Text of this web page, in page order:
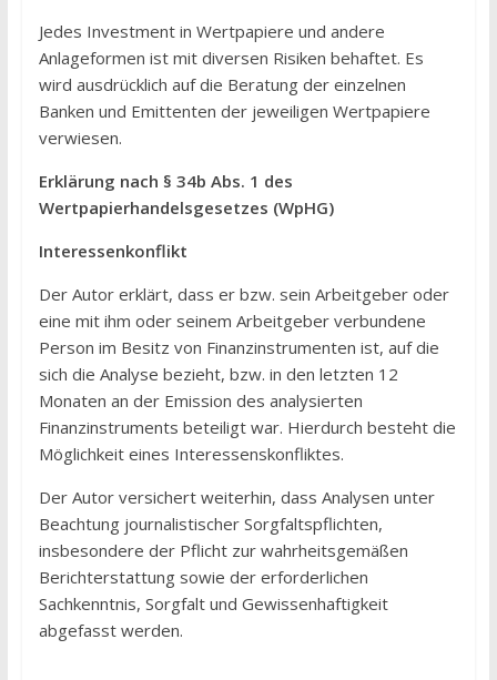
Jedes Investment in Wertpapiere und andere
Anlageformen ist mit diversen Risiken behaftet. Es
wird ausdrücklich auf die Beratung der einzelnen
Banken und Emittenten der jeweiligen Wertpapiere
verwiesen.
Erklärung nach § 34b Abs. 1 des
Wertpapierhandelsgesetzes (WpHG)
Interessenkonflikt
Der Autor erklärt, dass er bzw. sein Arbeitgeber oder
eine mit ihm oder seinem Arbeitgeber verbundene
Person im Besitz von Finanzinstrumenten ist, auf die
sich die Analyse bezieht, bzw. in den letzten 12
Monaten an der Emission des analysierten
Finanzinstruments beteiligt war. Hierdurch besteht die
Möglichkeit eines Interessenskonfliktes.
Der Autor versichert weiterhin, dass Analysen unter
Beachtung journalistischer Sorgfaltspflichten,
insbesondere der Pflicht zur wahrheitsgemäßen
Berichterstattung sowie der erforderlichen
Sachkenntnis, Sorgfalt und Gewissenhaftigkeit
abgefasst werden.